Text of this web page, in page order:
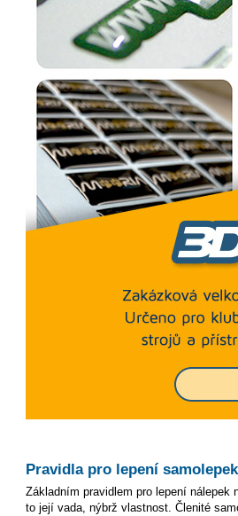
Pravidla pro lepení
Základním pravidlem pro lepení nálepek
to její vada, nýbrž vlastnost. Členité